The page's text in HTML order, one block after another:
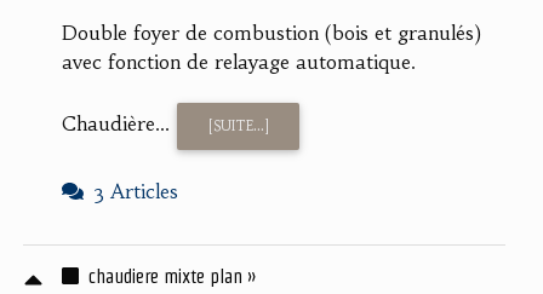
Double foyer de combustion (bois et granulés)
avec fonction de relayage automatique.
Chaudière... [SUITE...]
3 Articles
chaudiere mixte plan »